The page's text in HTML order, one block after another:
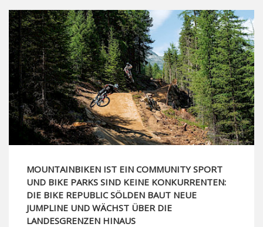
MOUNTAINBIKEN IST EIN COMMUNITY SPORT
UND BIKE PARKS SIND KEINE KONKURRENTEN:
DIE BIKE REPUBLIC SÖLDEN BAUT NEUE
JUMPLINE UND WÄCHST ÜBER DIE
LANDESGRENZEN HINAUS